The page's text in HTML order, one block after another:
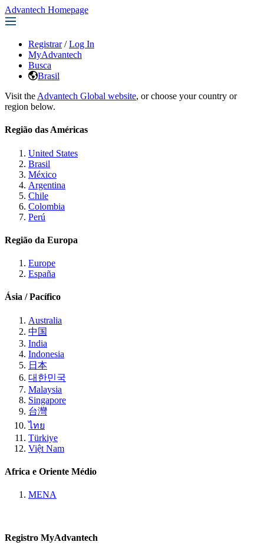
Advantech Homepage
Registrar / Log In
MyAdvantech
Busca
Brasil
Visit the Advantech Global website, or choose your country or
region below.
Região das Américas
United States
Brasil
México
Argentina
Chile
Colombia
Perú
Região da Europa
Europe
España
Ásia / Pacífico
Australia
中国
India
Indonesia
日本
대한민국
Malaysia
Singapore
台灣
ไทย
Türkiye
Việt Nam
Africa e Oriente Médio
MENA
Registro MyAdvantech